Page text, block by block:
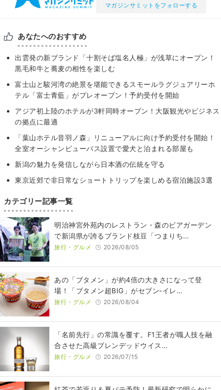
マガジンサミットをフォローする
あなたへのおすすめ
出雲発の新ブランド「十割そば塩名人極」が浅草にオープン！
黒毛和牛と蕎麦の相性を楽しむ
富士山と駿河湾の絶景を堪能できるスモールラグジュアリーホ
テル「富士青藍」がプレオープン！予約受付を開始
アジア初上陸のホテルが3軒同時オープン！大阪観光やビジネス
の拠点に最適
「葉山ホテル音羽ノ森」リニューアルに向け予約受付を開始！
全室オーシャンビューバス設置で愛犬と泊まれる部屋も
新潟の魅力を発信しながら日本酒の伝統を守る
東京近郊で非日常なショートトリップを楽しめる宿泊施設3選
カテゴリー記事一覧
明治神宮外苑内のレストラン・森のビアガーデン
で新潟県が誇るブランド枝豆「つまりち…
旅行・グルメ 2026/08/05
あの「ブタメン」が約4倍の大きさになって登
場！「ブタメン超BIG」がセブン‐イレ…
旅行・グルメ 2026/08/04
​​「名前先行」の常識を覆す。F1王者が職人技を融
合させた高級ブレンデッドウイス…
旅行・グルメ 2026/07/15